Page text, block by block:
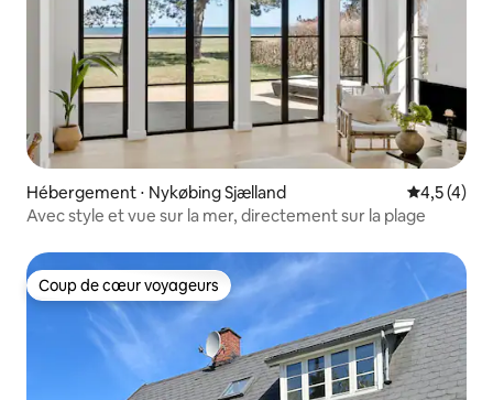
Hébergement ⋅ Nykøbing Sjælland Évaluation
4,5 (4)
Avec style et vue sur la mer, directement sur la plage
Coup de cœur voyageurs
Coup de cœur voyageurs